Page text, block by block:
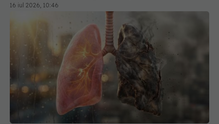
16 iul 2026, 10:46